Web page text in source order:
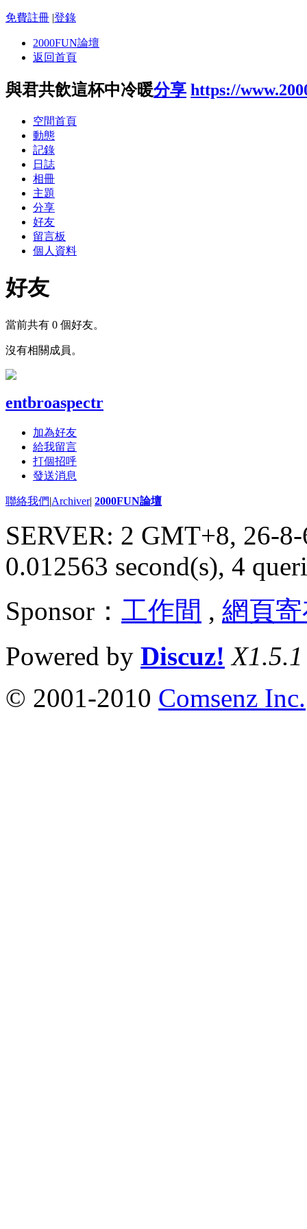
免費註冊 |登錄
2000FUN論壇
返回首頁
與君共飲這杯中冷暖分享 https://
空間首頁
動態
記錄
日誌
相冊
主題
分享
好友
留言板
個人資料
好友
當前共有 0 個好友。
沒有相關成員。
entbroaspectr
加為好友
給我留言
打個招呼
發送消息
聯絡我們|Archiver| 2000FUN論壇
SERVER: 2 GMT+8, 26-
0.012563 second(s), 4
Sponsor： 工作間 , 網頁
Powered by Discuz! X1.5.1
© 2001-2010 Comsenz Inc.